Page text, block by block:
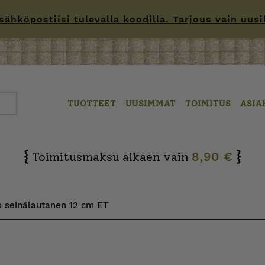
tulevalla koodilla. Tarjous vain
TUOTTEET UUSIMMAT TOIMITUS
{ Toimitusmaksu alkaen vain 8,90 € }
12 cm ET